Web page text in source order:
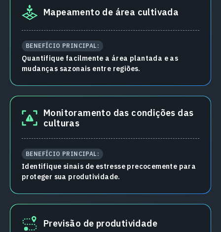
Mapeamento de área cultivada
BENEFÍCIO PRINCIPAL:
Quantifique facilmente a área plantada e as
mudanças sazonais entre regiões.
Monitoramento das condições das
culturas
BENEFÍCIO PRINCIPAL:
Identifique sinais de estresse precocemente para
proteger sua produtividade.
Previsão de produtividade